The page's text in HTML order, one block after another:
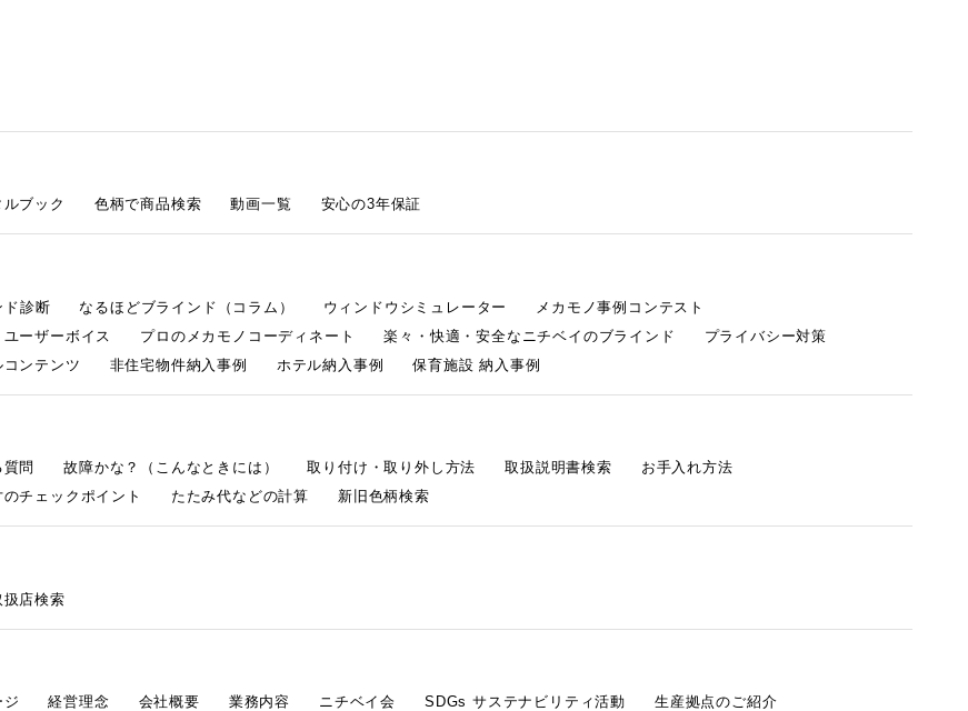
ブック 色柄で商品検索 動画一覧 安心の3年保証
ド診断
なるほどブラインド（コラム） ウィンドウシミュレーター
メカモノ事例コンテスト
ユーザーボイス プロのメカモノコーディネート 楽々・快適・安全なニチベイのブラインド
プライバシー対策
コンテンツ 非住宅物件納入事例 ホテル納入事例 保育施設 納入事例
問 故障かな？（こんなときには） 取り付け・取り外し方法 取扱説明書検索
お手入れ方法
のチェックポイント たたみ代などの計算 新旧色柄検索
扱店検索
ジ 経営理念 会社概要 業務内容 ニチベイ会 SDGs サステナビリティ活動 生産拠点のご紹介